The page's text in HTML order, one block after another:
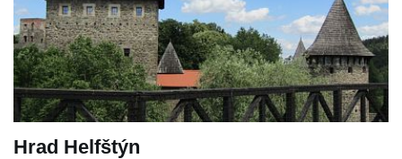
Hrad Helfštýn